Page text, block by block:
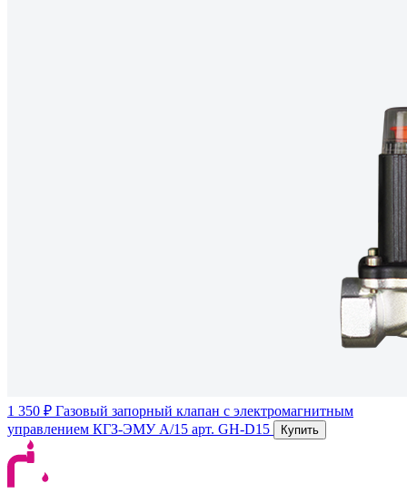
1 350 ₽ Газовый запорный клапан с электромагнитным
управлением КГЗ-ЭМУ А/15 арт. GH-D15 Купить